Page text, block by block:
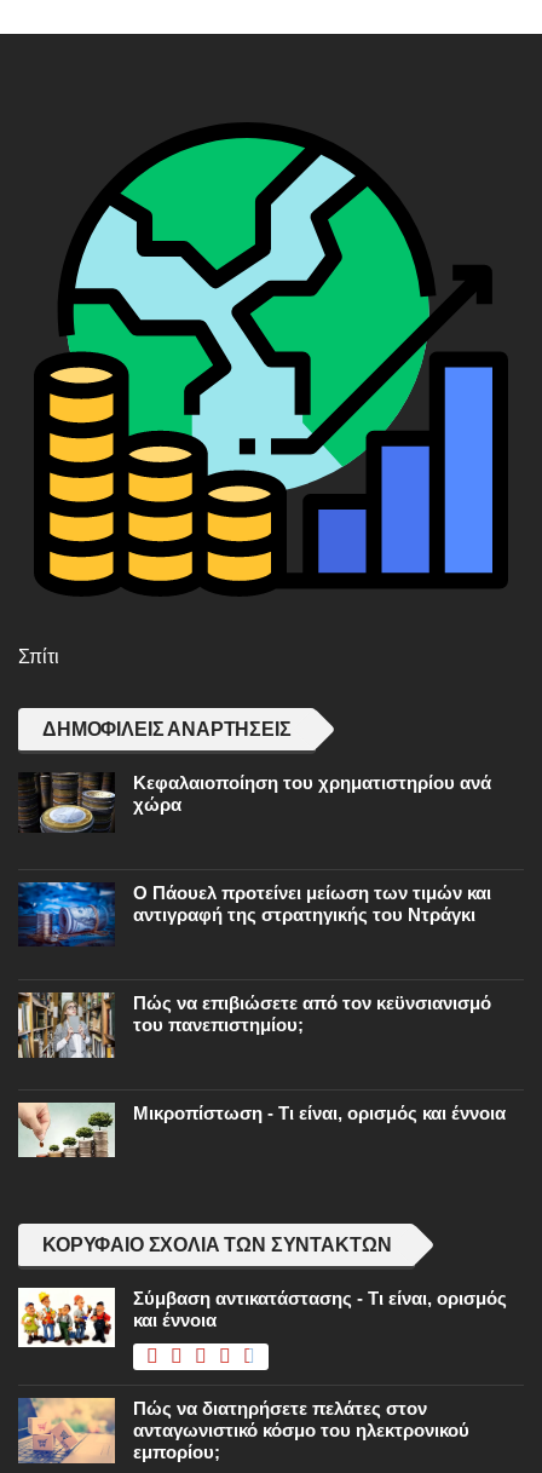
Σπίτι
ΔΗΜΟΦΙΛΕΊΣ ΑΝΑΡΤΉΣΕΙΣ
Κεφαλαιοποίηση του χρηματιστηρίου ανά
χώρα
Ο Πάουελ προτείνει μείωση των τιμών και
αντιγραφή της στρατηγικής του Ντράγκι
Πώς να επιβιώσετε από τον κεϋνσιανισμό
του πανεπιστημίου;
Μικροπίστωση - Τι είναι, ορισμός και έννοια
ΚΟΡΥΦΑΊΟ ΣΧΌΛΙΑ ΤΩΝ ΣΥΝΤΑΚΤΏΝ
Σύμβαση αντικατάστασης - Τι είναι, ορισμός
και έννοια
Πώς να διατηρήσετε πελάτες στον
ανταγωνιστικό κόσμο του ηλεκτρονικού
εμπορίου;